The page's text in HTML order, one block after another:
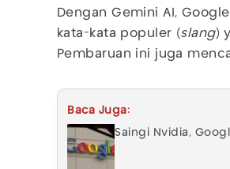
Dengan Gemini AI,
kata-kata populer (slang)
Pembaruan ini juga
Baca Juga:
Saingi Nvidia,